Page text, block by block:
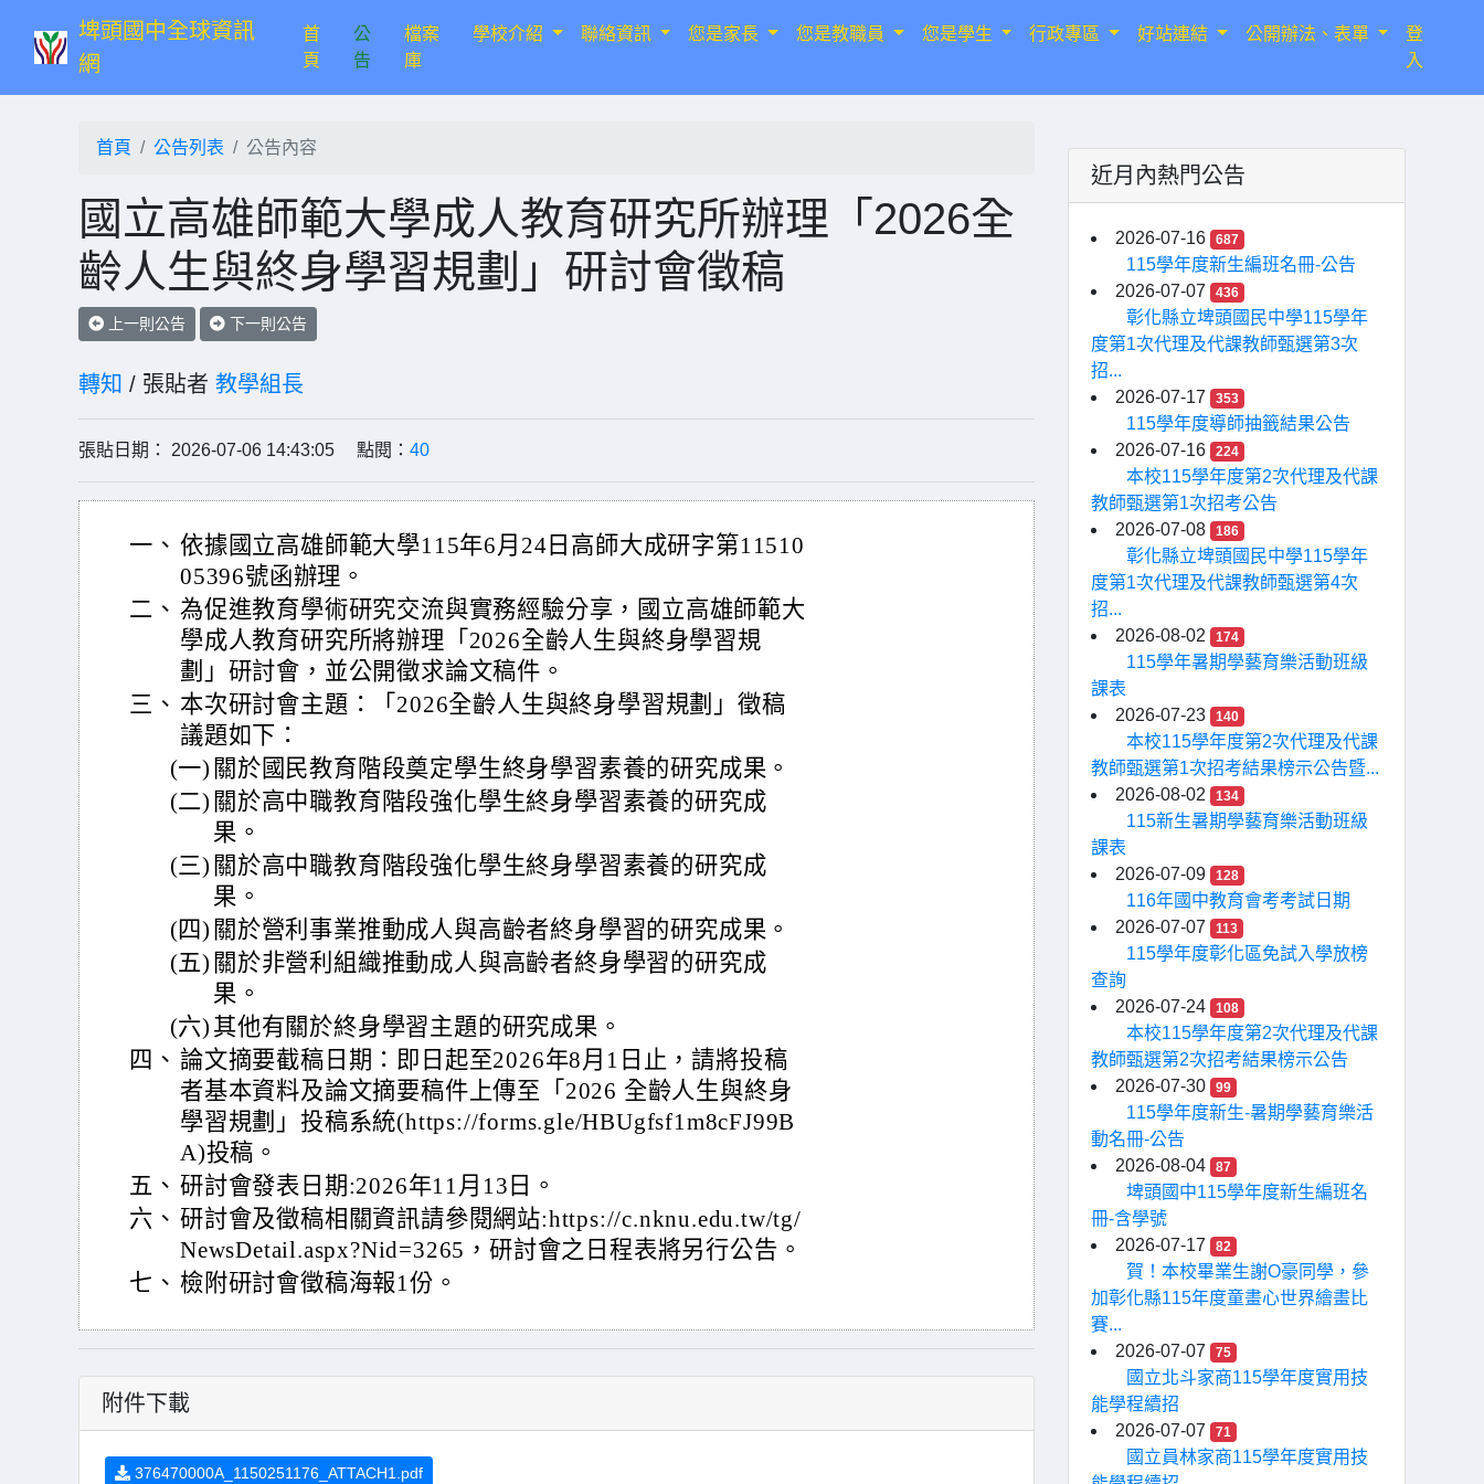
埤頭國中全球資訊
網
首
頁(current)
公
告
檔案
庫
學校介紹 聯絡資訊 您是家長 您是教職員 您是學生 行政專區 好站連結 公開辦法、表單
登
入
首頁 公告列表 公告內容
國立高雄師範大學成人教育研究所辦理「2026全
齡人生與終身學習規劃」研討會徵稿
上一則公告 下一則公告
轉知 / 張貼者 教學組長
張貼日期： 2026-07-06 14:43:05 點閱： 40
一、 依據國立高雄師範大學115年6月24日高師大成研字第11510
05396號函辦理。
二、 為促進教育學術研究交流與實務經驗分享，國立高雄師範大
學成人教育研究所將辦理「2026全齡人生與終身學習規
劃」研討會，並公開徵求論文稿件。
三、 本次研討會主題：「2026全齡人生與終身學習規劃」徵稿
議題如下：
(一) 關於國民教育階段奠定學生終身學習素養的研究成果。
(二) 關於高中職教育階段強化學生終身學習素養的研究成
果。
(三) 關於高中職教育階段強化學生終身學習素養的研究成
果。
(四) 關於營利事業推動成人與高齡者終身學習的研究成果。
(五) 關於非營利組織推動成人與高齡者終身學習的研究成
果。
(六) 其他有關於終身學習主題的研究成果。
四、 論文摘要截稿日期：即日起至2026年8月1日止，請將投稿
者基本資料及論文摘要稿件上傳至「2026 全齡人生與終身
學習規劃」投稿系統(https://forms.gle/HBUgfsf1m8cFJ99B
A)投稿。
五、 研討會發表日期:2026年11月13日。
六、 研討會及徵稿相關資訊請參閱網站:https://c.nknu.edu.tw/tg/
NewsDetail.aspx?Nid=3265，研討會之日程表將另行公告。
七、 檢附研討會徵稿海報1份。
附件下載
376470000A_1150251176_ATTACH1.pdf
近月內熱門公告
2026-07-16 687
115學年度新生編班名冊-公告
2026-07-07
436
彰化縣立埤頭國民中學115學年
度第1次代理及代課教師甄選第3次
招...
2026-07-17
353
115學年度導師抽籤結果公告
2026-07-16
224
本校115學年度第2次代理及代課
教師甄選第1次招考公告
2026-07-08
186
彰化縣立埤頭國民中學115學年
度第1次代理及代課教師甄選第4次
招...
2026-08-02
174
115學年暑期學藝育樂活動班級
課表
2026-07-23
140
本校115學年度第2次代理及代課
教師甄選第1次招考結果榜示公告暨...
2026-08-02
134
115新生暑期學藝育樂活動班級
課表
2026-07-09
128
116年國中教育會考考試日期
2026-07-07
113
115學年度彰化區免試入學放榜
查詢
2026-07-24
108
本校115學年度第2次代理及代課
教師甄選第2次招考結果榜示公告
2026-07-30
99
115學年度新生-暑期學藝育樂活
動名冊-公告
2026-08-04
87
埤頭國中115學年度新生編班名
冊-含學號
2026-07-17
82
賀！本校畢業生謝O豪同學，參
加彰化縣115年度童畫心世界繪畫比
賽...
2026-07-07
75
國立北斗家商115學年度實用技
能學程續招
2026-07-07
71
國立員林家商115學年度實用技